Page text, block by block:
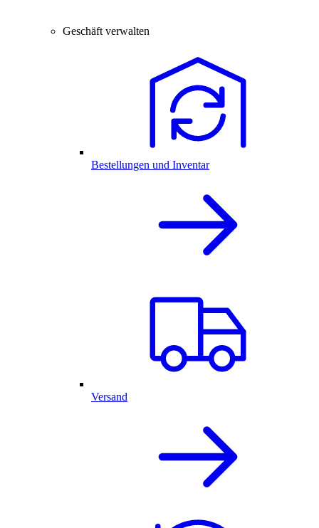
Geschäft verwalten
Bestellungen und Inventar
Versand